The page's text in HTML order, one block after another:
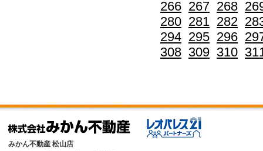
266 267 268
280 281 282
294 295 296
308 309 310
みかん不動産 松山店